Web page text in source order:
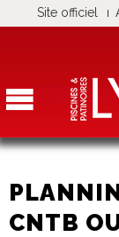
Site officiel
CNTB
Panneau de gestion